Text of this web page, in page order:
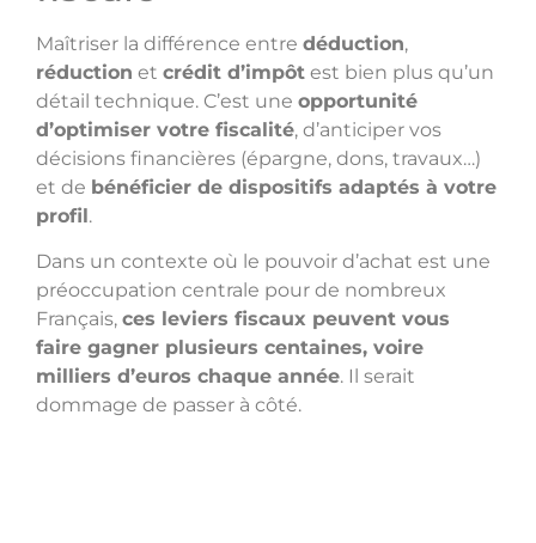
Maîtriser la différence entre déduction,
réduction et crédit d’impôt est bien plus qu’un
détail technique. C’est une opportunité
d’optimiser votre fiscalité, d’anticiper vos
décisions financières (épargne, dons, travaux…)
et de bénéficier de dispositifs adaptés à votre
profil.
Dans un contexte où le pouvoir d’achat est une
préoccupation centrale pour de nombreux
Français, ces leviers fiscaux peuvent vous
faire gagner plusieurs centaines, voire
milliers d’euros chaque année. Il serait
dommage de passer à côté.